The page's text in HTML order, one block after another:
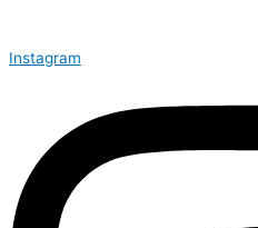
Instagram